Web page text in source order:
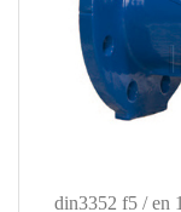
din3352 f5 / en